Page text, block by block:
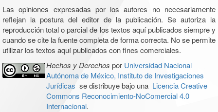
Las opiniones expresadas por los autores no necesariamente
reflejan la postura del editor de la publicación. Se autoriza la
reproducción total o parcial de los textos aquí publicados siempre y
cuando se cite la fuente completa de forma correcta. No se permite
utilizar los textos aquí publicados con fines comerciales.
Hechos y Derechos por Universidad Nacional
Autónoma de México, Instituto de Investigaciones
Jurídicas se distribuye bajo una Licencia Creative
Commons Reconocimiento-NoComercial 4.0
Internacional.